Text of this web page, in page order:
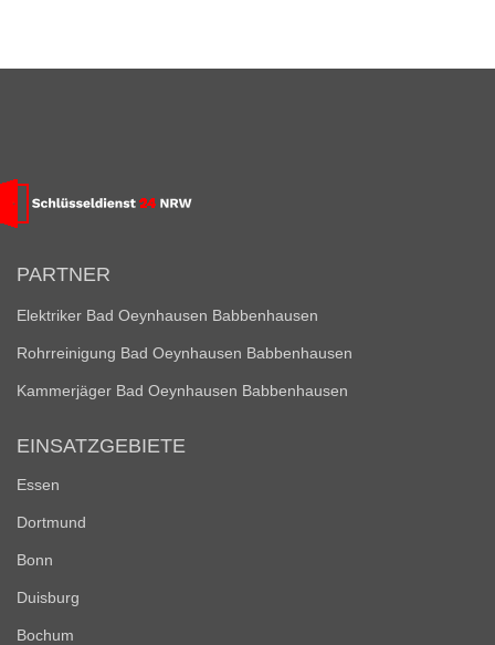
PARTNER
Elektriker Bad Oeynhausen Babbenhausen
Rohrreinigung Bad Oeynhausen Babbenhausen
Kammerjäger Bad Oeynhausen Babbenhausen
EINSATZGEBIETE
Essen
Dortmund
Bonn
Duisburg
Bochum